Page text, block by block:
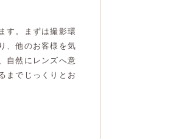
す。まずは撮影環
、他のお客様を気
自然にレンズへ意
までじっくりとお